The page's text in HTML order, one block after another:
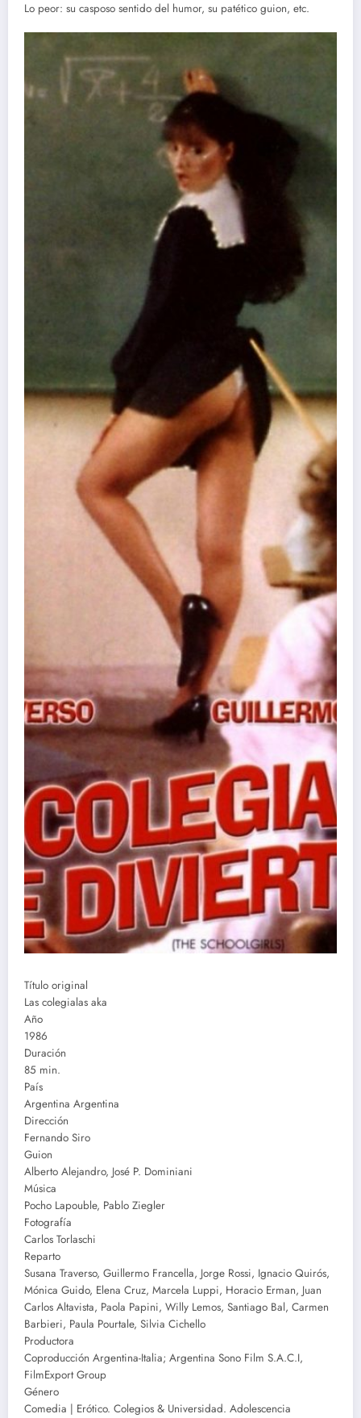
Lo peor: su casposo sentido del humor, su patético guion, etc.
Título original
Las colegialas aka
Año
1986
Duración
85 min.
País
Argentina Argentina
Dirección
Fernando Siro
Guion
Alberto Alejandro, José P. Dominiani
Música
Pocho Lapouble, Pablo Ziegler
Fotografía
Carlos Torlaschi
Reparto
Susana Traverso, Guillermo Francella, Jorge Rossi, Ignacio Quirós,
Mónica Guido, Elena Cruz, Marcela Luppi, Horacio Erman, Juan
Carlos Altavista, Paola Papini, Willy Lemos, Santiago Bal, Carmen
Barbieri, Paula Pourtale, Silvia Cichello
Productora
Coproducción Argentina-Italia; Argentina Sono Film S.A.C.I,
FilmExport Group
Género
Comedia | Erótico. Colegios & Universidad. Adolescencia